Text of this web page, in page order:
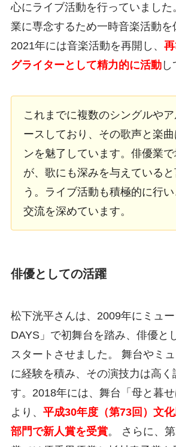
心にライブ活動を行っていました
業に専念するため一時音楽活動を
2021年には音楽活動を再開し、
グライターとして精力的に活動し
これまでに複数のシングルや
ースしており、その歌声と楽
ンを魅了しています。俳優業
が、歌にも深みを与えていると
う。ライブ活動も積極的に行
交流を深めています。
俳優としての活躍
松下洸平さんは、2009年にミュ
DAYS」で初舞台を踏み、俳優と
スタートさせました。 舞台やミ
に経験を積み、その演技力は高く
す。2018年には、舞台「母と暮
より、 平成30年度（第73回）文
部門で新人賞を受賞。 さらに、